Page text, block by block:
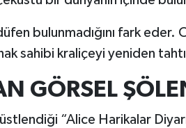
bulunmadığını fark eder.
sahibi kraliçeyi yeniden
GÖRSEL
“Alice Harikalar